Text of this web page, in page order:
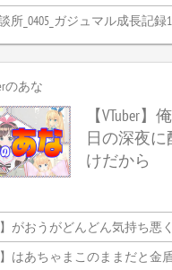
所_0405_ガジュマル成長記録
のあな
【VTuber
日の深夜
けだから
】がおうがどんどん気持ち
】はあちゃまこのままだと金盾に「は